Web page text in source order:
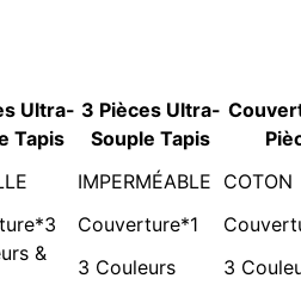
Ultra-
Tapis
3 Pièces Ultra-
Souple Tapis
IMPERMÉABLE COTON
Couverture*1
&
3 Couleurs
3